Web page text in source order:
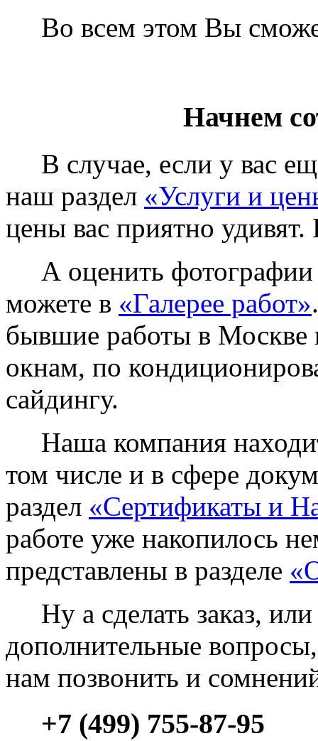
Во всем этом Вы
Начнем
В случае, если у вас
наш раздел «Услуги и
цены вас приятно
А оценить фотографии
можете в «Галерее работ»
бывшие работы в Москве
окнам, по
сайдингу.
Наша компания
том числе и в сфере
раздел «Сертификаты и
работе уже накопилось
представлены в разделе
Ну а сделать заказ, или
дополнительные вопросы,
нам позвонить и
+7 (499) 755-87-95